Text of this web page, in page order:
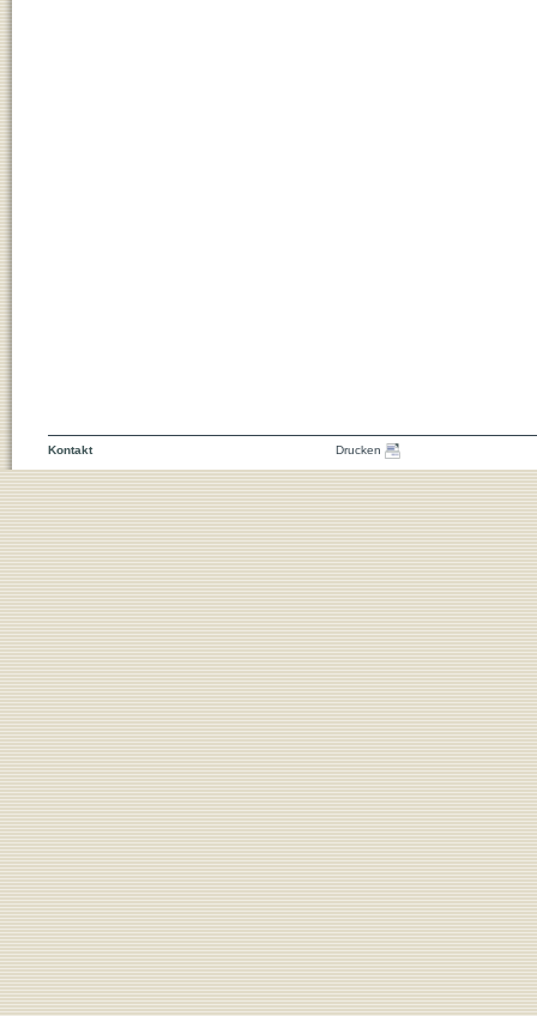
Kontakt Drucken